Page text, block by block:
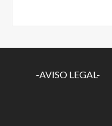
-AVISO LEGAL-